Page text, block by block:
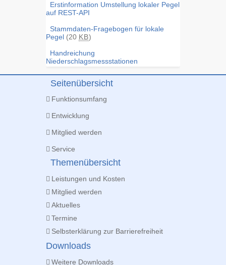
Erstinformation Umstellung lokaler Pegel
auf REST-API
Stammdaten-Fragebogen für lokale
Pegel (20 KB)
Handreichung
Niederschlagsmessstationen
Seitenübersicht
Funktionsumfang
Entwicklung
Mitglied werden
Service
Themenübersicht
Leistungen und Kosten
Mitglied werden
Aktuelles
Termine
Selbsterklärung zur Barrierefreiheit
Downloads
Weitere Downloads